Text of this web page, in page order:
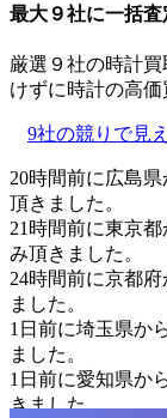
最大９社に一括査
厳選９社の時計
けずに時計の高価
9社の競りで見
20時間前に広島
頂きました。
21時間前に東京
み頂きました。
24時間前に京都
ました。
1日前に埼玉県か
ました。
1日前に愛知県か
きました。